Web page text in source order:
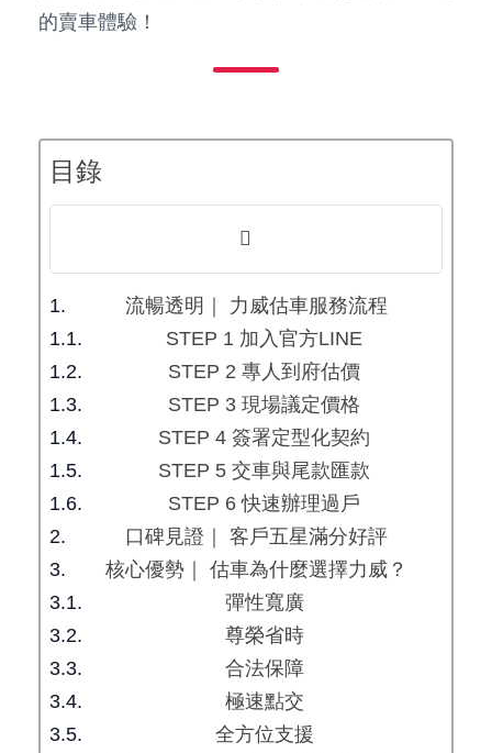
的賣車體驗！
目錄
流暢透明｜ 力威估車服務流程
STEP 1 加入官方LINE
STEP 2 專人到府估價
STEP 3 現場議定價格
STEP 4 簽署定型化契約
STEP 5 交車與尾款匯款
STEP 6 快速辦理過戶
口碑見證｜ 客戶五星滿分好評
核心優勢｜ 估車為什麼選擇力威？
彈性寬廣
尊榮省時
合法保障
極速點交
全方位支援